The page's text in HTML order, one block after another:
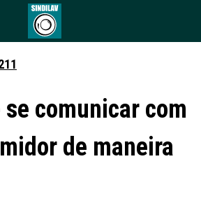
se comunicar com
de maneira